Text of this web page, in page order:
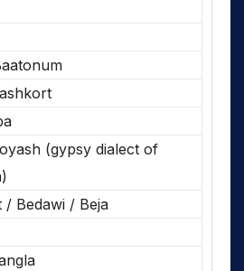
(gypsy dialect of
/ Bedawi / Beja